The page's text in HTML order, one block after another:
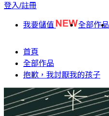
登入/註冊
我要儲值 全部作品
首頁
全部作品
抱歉，我討厭我的孩子